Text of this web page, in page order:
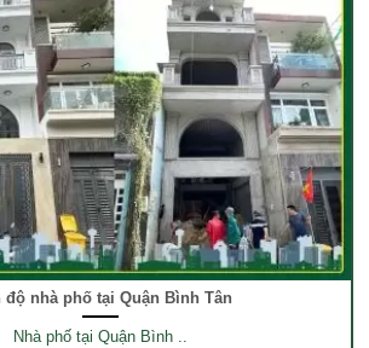
độ nhà phố tại Quận Bình Tân
Nhà phố tại Quận Bình ..